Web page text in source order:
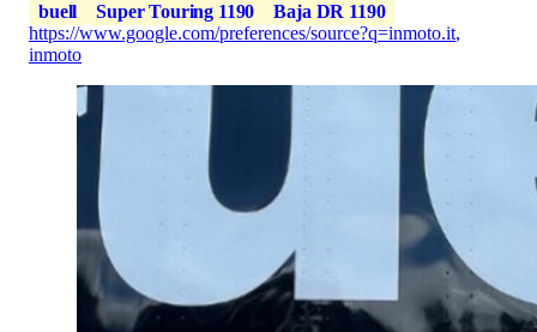
buell
Super Touring 1190
Baja DR 1190
https://www.google.com/preferences/source?q=inmoto.it,
inmoto